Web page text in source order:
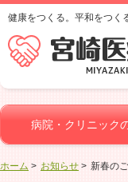
健康をつくる。平和をつく
病院・クリニック
ホーム お知らせ 新春の